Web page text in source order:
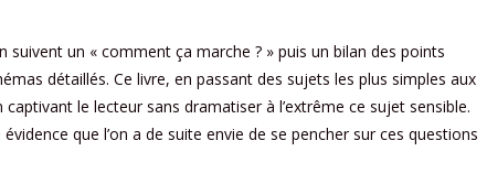
un « comment ça marche ? » puis un bilan des points
détaillés. Ce livre, en passant des sujets les plus simples aux
le lecteur sans dramatiser à l’extrême ce sujet sensible.
que l’on a de suite envie de se pencher sur ces questions